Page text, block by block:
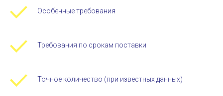
Особенные требования
Требования по срокам поставки
Точное количество (при известных данных)